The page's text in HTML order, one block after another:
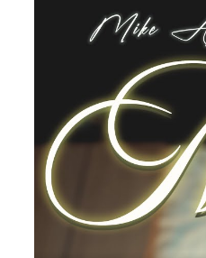
een jongere generatie
spanningsveld maakt
vertrouwd voelt voor
zijn releases hebben
horeca-avonden,
kunnen schakelen.
sfeer brengen en van
MIKE